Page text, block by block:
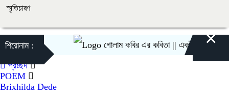
স্মৃতিচারণ
শিরোনাম : গোলাম কবির এর কবিতা || একটা কাঙ্ক্ষিত×
প্রচ্ছদ
POEM
Brixhilda Dede